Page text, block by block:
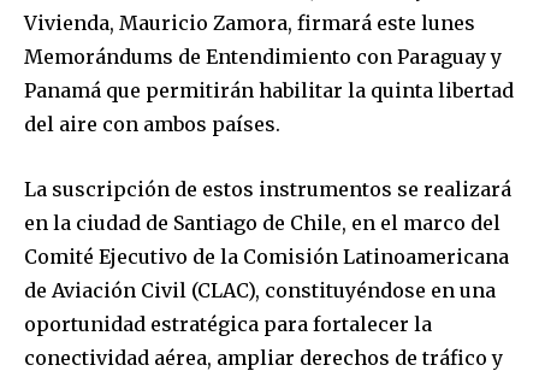
Vivienda, Mauricio Zamora, firmará este lunes
Memorándums de Entendimiento con Paraguay y
Panamá que permitirán habilitar la quinta libertad
del aire con ambos países.
La suscripción de estos instrumentos se realizará
en la ciudad de Santiago de Chile, en el marco del
Comité Ejecutivo de la Comisión Latinoamericana
de Aviación Civil (CLAC), constituyéndose en una
oportunidad estratégica para fortalecer la
conectividad aérea, ampliar derechos de tráfico y